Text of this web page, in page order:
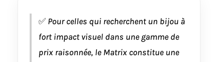
✅Pour celles qui recherchent un bijou à
fort impact visuel dans une gamme de
prix raisonnée, le Matrix constitue une